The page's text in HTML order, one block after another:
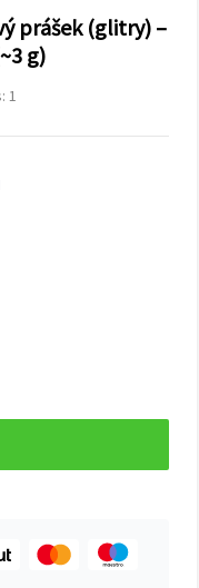
prášek (glitry) –
g)
1